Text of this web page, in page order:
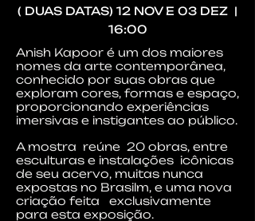
( DUAS DATAS) 12 NOV E 03 DEZ |
16:00
Anish Kapoor é um dos maiores
nomes da arte contemporânea,
conhecido por suas obras que
exploram cores, formas e espaço,
proporcionando experiências
imersivas e instigantes ao público.
A mostra reúne 20 obras, entre
esculturas e instalações icônicas
de seu acervo, muitas nunca
expostas no Brasilm, e uma nova
criação feita exclusivamente
para esta exposição.